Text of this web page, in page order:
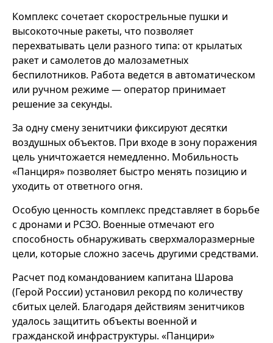
Комплекс сочетает скорострельные пушки и
высокоточные ракеты, что позволяет
перехватывать цели разного типа: от крылатых
ракет и самолетов до малозаметных
беспилотников. Работа ведется в автоматическом
или ручном режиме — оператор принимает
решение за секунды.
За одну смену зенитчики фиксируют десятки
воздушных объектов. При входе в зону поражения
цель уничтожается немедленно. Мобильность
«Панциря» позволяет быстро менять позицию и
уходить от ответного огня.
Особую ценность комплекс представляет в борьбе
с дронами и РСЗО. Военные отмечают его
способность обнаруживать сверхмалоразмерные
цели, которые сложно засечь другими средствами.
Расчет под командованием капитана Шарова
(Герой России) установил рекорд по количеству
сбитых целей. Благодаря действиям зенитчиков
удалось защитить объекты военной и
гражданской инфраструктуры. «Панцири»